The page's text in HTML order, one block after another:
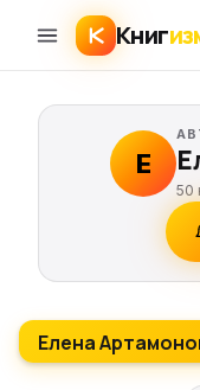
Книг
Е
50
Елена